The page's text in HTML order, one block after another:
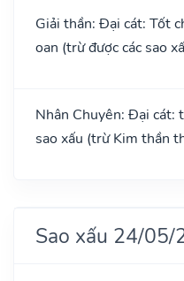
Giải thần: Đại cát: Tốt
oan (trừ được các sao
Nhân Chuyên: Đại cát:
sao xấu (trừ Kim thần
Sao xấu 24/05/